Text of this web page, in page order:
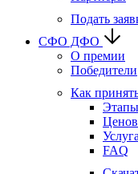
Подать
CФО ДФО
О премии
Победители
Как
FAQ